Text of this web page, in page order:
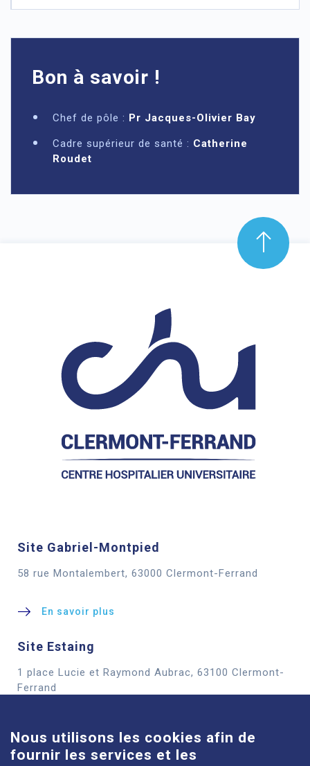
Bon à savoir !
Chef de pôle : Pr Jacques-Olivier Bay
Cadre supérieur de santé : Catherine
Roudet
Site Gabriel-Montpied
58 rue Montalembert, 63000 Clermont-Ferrand
En savoir plus
Site Estaing
1 place Lucie et Raymond Aubrac, 63100 Clermont-
Ferrand
Site Louise-Michel
Nous utilisons les cookies afin de
fournir les services et les